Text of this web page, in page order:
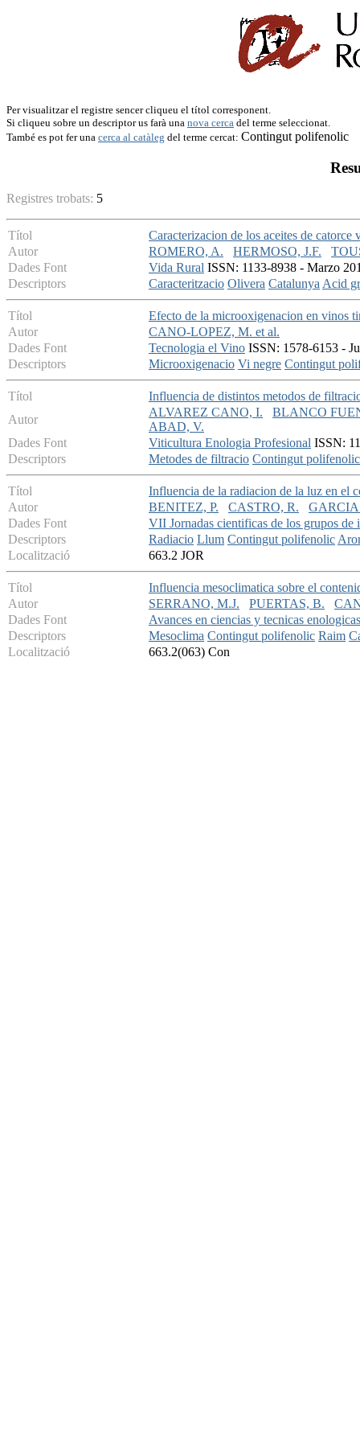
Per visualitzar el registre sencer cliqueu el títol corresponent.
Si cliqueu sobre un descriptor us farà una nova cerca del terme seleccionat.
També es pot fer una cerca al catàleg del terme cercat: Contingut polifenolic
Registres trobats: 5
Títol
Caracterizacion de los aceites de
Autor
ROMERO, A. HERMOSO, J.F.
Dades Font
Vida Rural ISSN: 1133-8938 - Marzo
Descriptors
Caracteritzacio Olivera CatalunyaAcid
Títol
Efecto de la microoxigenacion en vinos
Autor
CANO-LOPEZ, M. et al.
Dades Font
Tecnologia el Vino ISSN: 1578-6153 -
Descriptors
Microoxigenacio Vi negre Contingut
Títol
Influencia de distintos metodos de
Autor
ALVAREZ CANO, I.
BLANCO
ABAD, V.
Dades Font
Viticultura Enologia Profesional ISSN:
Descriptors
Metodes de filtracio Contingut polifenolic
Títol
Influencia de la radiacion de la luz en el
Autor
BENITEZ, P. CASTRO, R.
GARCIA
Dades Font
VII Jornadas cientificas de los grupos de
Descriptors
Radiacio Llum Contingut polifenolic
Localització
663.2 JOR
Títol
Influencia mesoclimatica sobre el
Autor
SERRANO, M.J. PUERTAS, B.
Dades Font
Avances en ciencias y tecnicas enologicas
Descriptors
Mesoclima Contingut polifenolic Raim
Localització
663.2(063) Con